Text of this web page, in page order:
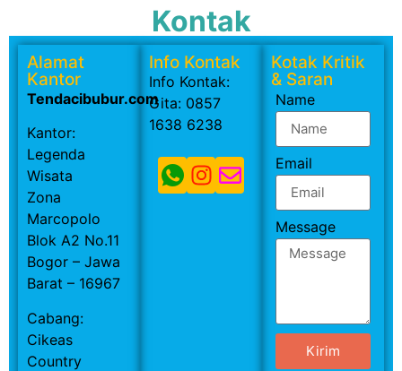
Kontak
Alamat
Kantor
Tendacibubur.com
Kantor:
Legenda
Wisata
Zona
Marcopolo
Blok A2 No.11
Bogor – Jawa
Barat – 16967
Cabang:
Cikeas
Country
Info Kontak
Info Kontak:
Gita: 0857
1638 6238
Kotak Kritik
& Saran
Name
Email
Message
Kirim